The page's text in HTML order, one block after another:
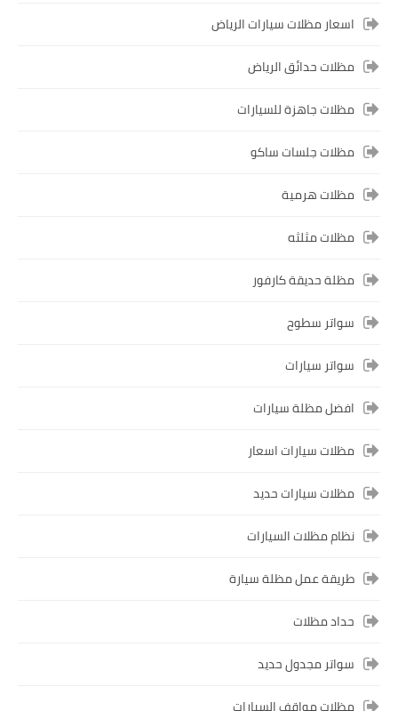
اسعار مظلات سيارات الرياض
مظلات حدائق الرياض
مظلات جاهزة للسيارات
مظلات جلسات ساكو
مظلات هرمية
مظلات مثلثه
مظلة حديقة كارفور
سواتر سطوح
سواتر سيارات
افضل مظلة سيارات
مظلات سيارات اسعار
مظلات سيارات حديد
نظام مظلات السيارات
طريقة عمل مظلة سيارة
حداد مظلات
سواتر مجدول حديد
مظلات مواقف السيارات